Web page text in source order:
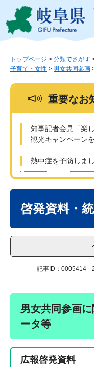
ジ
ュ
トップページ > 分類でさがす
子育て・女性 > 男女共同参画
重要なお
知事記者会見「楽
観光キャンペーン
熱中症を予防しま
啓発資料・
記事ID：0005414
男女共同参画
ータ等
広報啓発資料